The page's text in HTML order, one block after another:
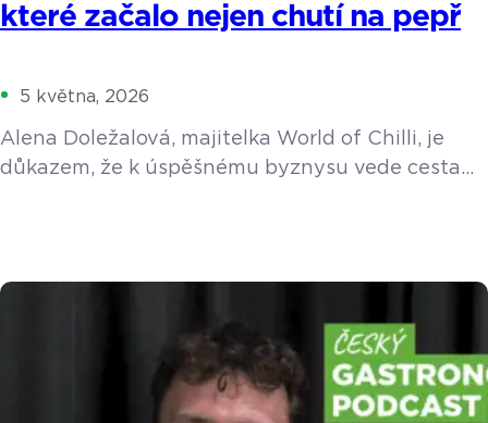
které začalo nejen chutí na pepř
5 května, 2026
Alena Doležalová, majitelka World of Chilli, je
důkazem, že k úspěšnému byznysu vede cesta
a s technologiemi bojuje, při řízení dvou
chytrý pokladní systém.
https://youtu.be/fDUy0WWmehM Vášeň, která
přežila cigarety Impuls k podnikání byl poměrně